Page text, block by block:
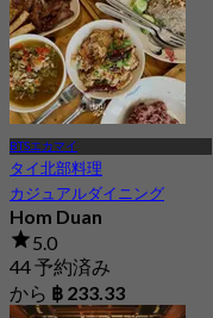
BTSエカマイ
タイ北部料理
カジュアルダイニング
Hom Duan
5.0
44 予約済み
から ฿ 233.33